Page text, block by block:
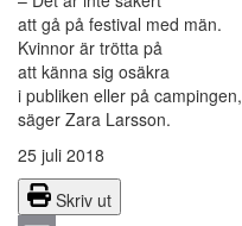
att gå på festival med män.
Kvinnor är trötta på
att känna sig osäkra
i publiken eller på campingen,
säger Zara Larsson.
25 juli 2018
Skriv ut